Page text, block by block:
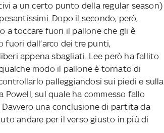
a un certo punto della regular season)
Dopo il secondo, però,
a toccare fuori il pallone che gli è
dall’arco dei tre punti,
appena sbagliati. Lee però ha fallito
modo il pallone è tornato di
palleggiandosi sui piedi e sulla
sul quale ha commesso fallo
una conclusione di partita da
andare per il verso giusto in più di